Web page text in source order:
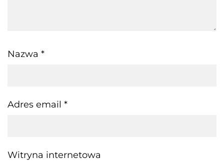
Nazwa *
Adres email *
Witryna internetowa